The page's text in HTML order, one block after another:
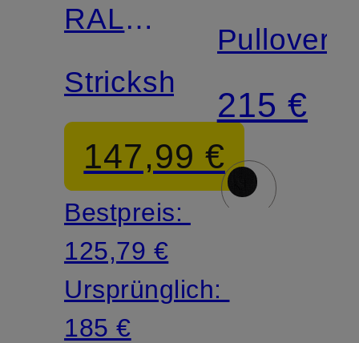
RALPH
LAUREN
Strickshirt
147,99 €
Bestpreis:
125,79 €
Ursprünglich:
185 €
LAUREN
Pullover
215 €